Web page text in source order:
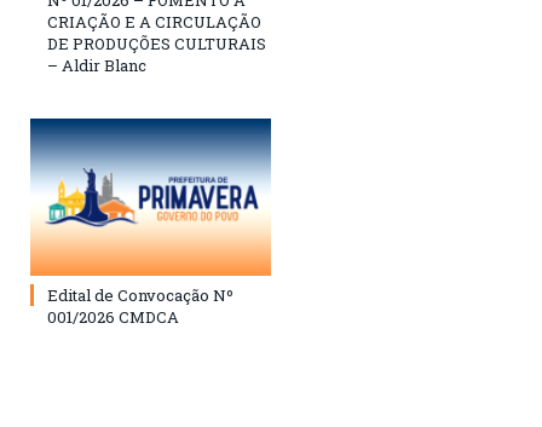
CRIAÇÃO E A CIRCULAÇÃO
DE PRODUÇÕES CULTURAIS
– Aldir Blanc
Edital de Convocação Nº
001/2026 CMDCA